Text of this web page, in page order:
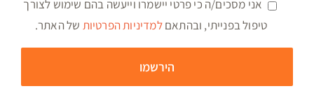
אני מסכים/ה כי פרטי יישמרו וייעשה בהם שימוש לצורך
טיפול בפנייתי, ובהתאםלמדיניות הפרטיות של האתר.